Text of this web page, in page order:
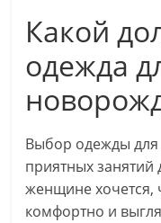
Какой
одежда
Выбор одежды
приятных
женщине хочется,
комфортно и